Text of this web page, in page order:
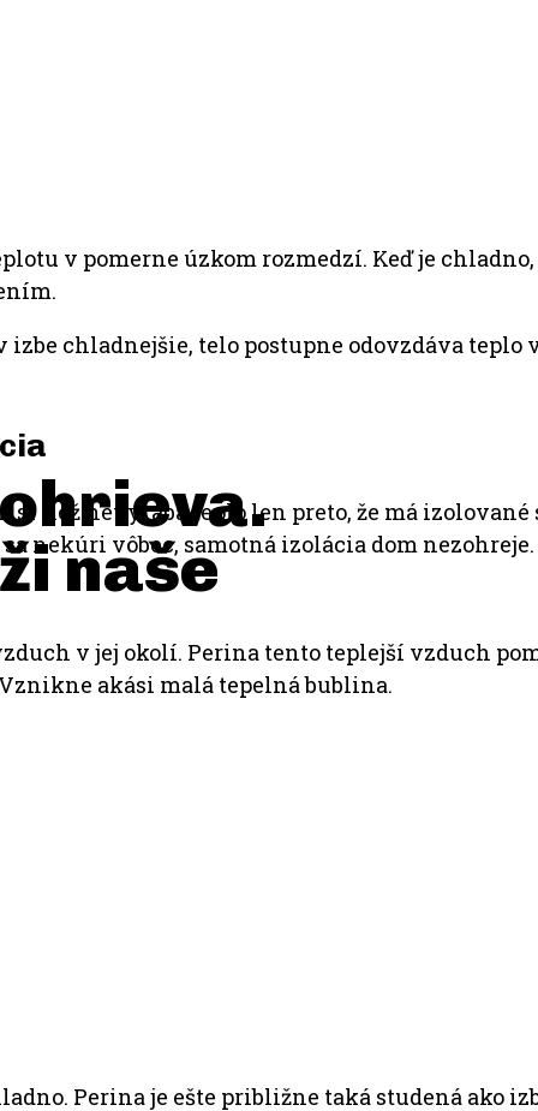
naše
v pomerne úzkom rozmedzí. Keď je
chladnejšie, telo postupne odovzdáva
si tiež nevyrába teplo len preto, že má
nekúri vôbec, samotná izolácia dom nezohreje.
v jej okolí. Perina tento teplejší vzduch
akási malá tepelná bublina.
Perina je ešte približne taká studená ako